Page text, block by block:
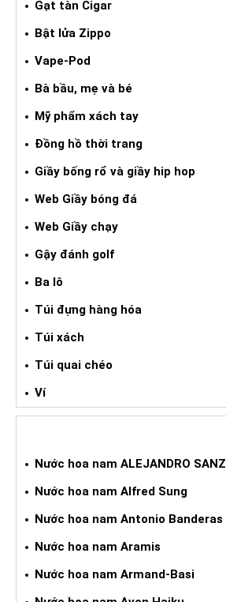
Gạt tàn Cigar
Bật lửa Zippo
Vape-Pod
Bà bầu, mẹ và bé
Mỹ phẩm xách tay
Đồng hồ thời trang
Giầy bống rổ và giầy hip hop
Web Giầy bóng đá
Web Giầy chạy
Gậy đánh golf
Ba lô
Túi đựng hàng hóa
Túi xách
Túi quai chéo
Ví
Nước hoa nam ALEJANDRO SANZ
Nước hoa nam Alfred Sung
Nước hoa nam Antonio Banderas
Nước hoa nam Aramis
Nước hoa nam Armand-Basi